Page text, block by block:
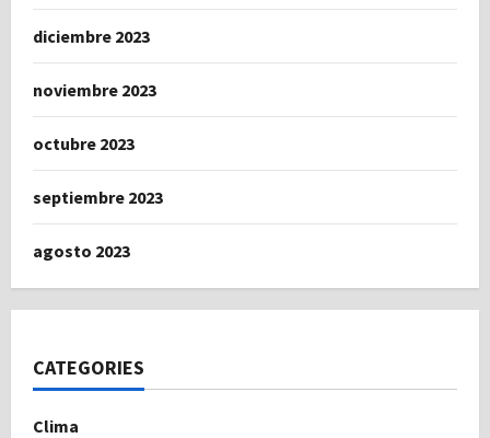
diciembre 2023
noviembre 2023
octubre 2023
septiembre 2023
agosto 2023
CATEGORIES
Clima